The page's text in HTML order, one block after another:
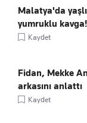
Malatya'da
yumruklu kavga!
Kaydet
Fidan, Mekke
arkasını anlattı
Kaydet